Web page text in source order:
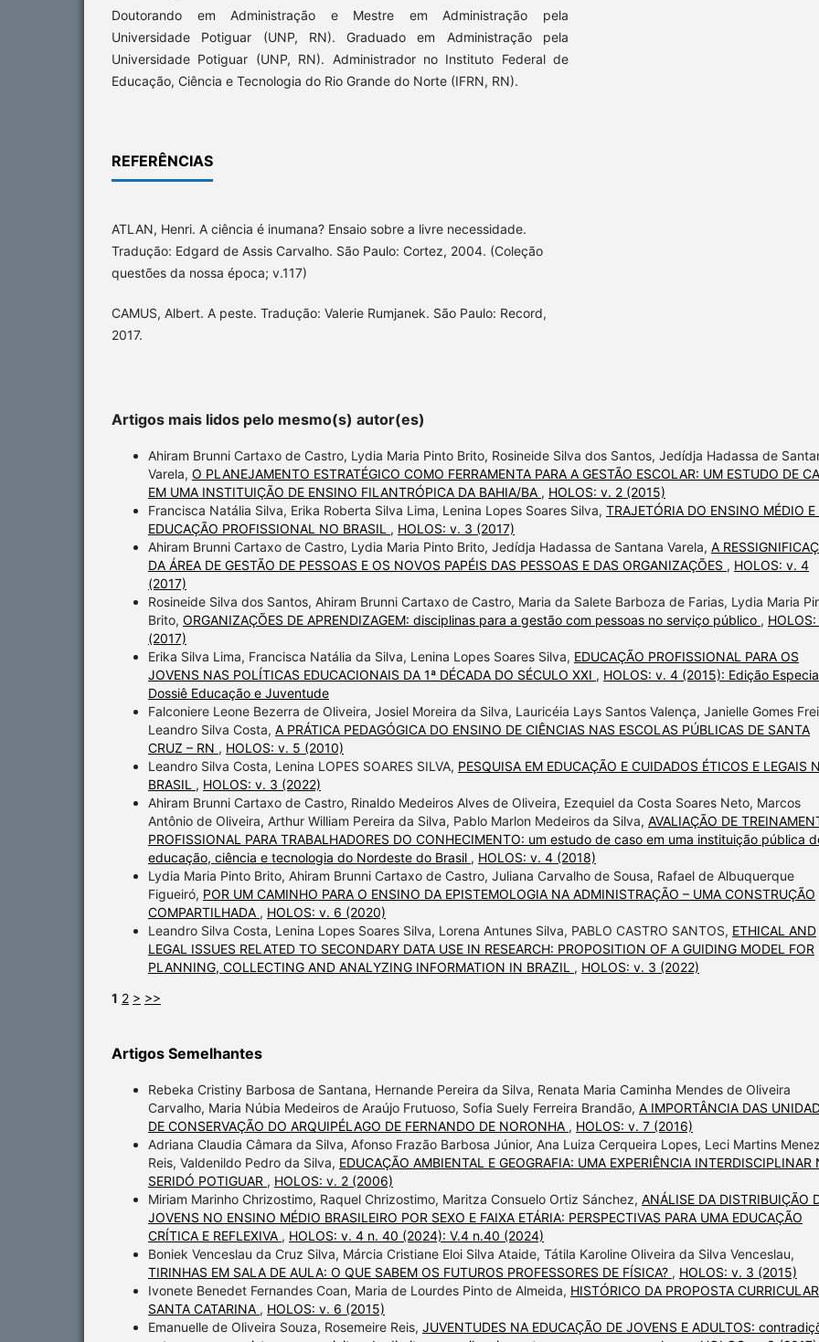
Doutorando em Administração e Mestre em Administração pela
Universidade Potiguar (UNP, RN). Graduado em Administração pela
Universidade Potiguar (UNP, RN). Administrador no Instituto Federal de
Educação, Ciência e Tecnologia do Rio Grande do Norte (IFRN, RN).
REFERÊNCIAS
ATLAN, Henri. A ciência é inumana? Ensaio sobre a livre necessidade.
Tradução: Edgard de Assis Carvalho. São Paulo: Cortez, 2004. (Coleção
questões da nossa época; v.117)
CAMUS, Albert. A peste. Tradução: Valerie Rumjanek. São Paulo: Record,
2017.
Artigos mais lidos pelo mesmo(s) autor(es)
Ahiram Brunni Cartaxo de Castro, Lydia Maria Pinto Brito, Rosineide Silva dos Santos, Jedídja Hadassa de
Varela, O PLANEJAMENTO ESTRATÉGICO COMO FERRAMENTA PARA A GESTÃO ESCOLAR: UM ESTUDO DE
EM UMA INSTITUIÇÃO DE ENSINO FILANTRÓPICA DA BAHIA/BA , HOLOS: v. 2 (2015)
Francisca Natália Silva, Erika Roberta Silva Lima, Lenina Lopes Soares Silva, TRAJETÓRIA DO ENSINO MÉDIO E
EDUCAÇÃO PROFISSIONAL NO BRASIL , HOLOS: v. 3 (2017)
Ahiram Brunni Cartaxo de Castro, Lydia Maria Pinto Brito, Jedídja Hadassa de Santana Varela, A
DA ÁREA DE GESTÃO DE PESSOAS E OS NOVOS PAPÉIS DAS PESSOAS E DAS ORGANIZAÇÕES , HOLOS: v. 4
(2017)
Rosineide Silva dos Santos, Ahiram Brunni Cartaxo de Castro, Maria da Salete Barboza de Farias, Lydia Maria
Brito, ORGANIZAÇÕES DE APRENDIZAGEM: disciplinas para a gestão com pessoas no serviço público ,
(2017)
Erika Silva Lima, Francisca Natália da Silva, Lenina Lopes Soares Silva, EDUCAÇÃO PROFISSIONAL PARA OS
JOVENS NAS POLÍTICAS EDUCACIONAIS DA 1ª DÉCADA DO SÉCULO XXI , HOLOS: v. 4 (2015): Edição
Dossiê Educação e Juventude
Falconiere Leone Bezerra de Oliveira, Josiel Moreira da Silva, Lauricéia Lays Santos Valença, Janielle Gomes
Leandro Silva Costa, A PRÁTICA PEDAGÓGICA DO ENSINO DE CIÊNCIAS NAS ESCOLAS PÚBLICAS DE SANTA
CRUZ – RN , HOLOS: v. 5 (2010)
Leandro Silva Costa, Lenina LOPES SOARES SILVA, PESQUISA EM EDUCAÇÃO E CUIDADOS ÉTICOS E LEGAIS
BRASIL , HOLOS: v. 3 (2022)
Ahiram Brunni Cartaxo de Castro, Rinaldo Medeiros Alves de Oliveira, Ezequiel da Costa Soares Neto, Marcos
Antônio de Oliveira, Arthur William Pereira da Silva, Pablo Marlon Medeiros da Silva, AVALIAÇÃO DE
PROFISSIONAL PARA TRABALHADORES DO CONHECIMENTO: um estudo de caso em uma instituição pública
educação, ciência e tecnologia do Nordeste do Brasil , HOLOS: v. 4 (2018)
Lydia Maria Pinto Brito, Ahiram Brunni Cartaxo de Castro, Juliana Carvalho de Sousa, Rafael de Albuquerque
Figueiró, POR UM CAMINHO PARA O ENSINO DA EPISTEMOLOGIA NA ADMINISTRAÇÃO – UMA CONSTRUÇÃO
COMPARTILHADA , HOLOS: v. 6 (2020)
Leandro Silva Costa, Lenina Lopes Soares Silva, Lorena Antunes Silva, PABLO CASTRO SANTOS, ETHICAL AND
LEGAL ISSUES RELATED TO SECONDARY DATA USE IN RESEARCH: PROPOSITION OF A GUIDING MODEL FOR
PLANNING, COLLECTING AND ANALYZING INFORMATION IN BRAZIL , HOLOS: v. 3 (2022)
1 2 > >>
Artigos Semelhantes
Rebeka Cristiny Barbosa de Santana, Hernande Pereira da Silva, Renata Maria Caminha Mendes de Oliveira
Carvalho, Maria Núbia Medeiros de Araújo Frutuoso, Sofia Suely Ferreira Brandão, A IMPORTÂNCIA DAS
DE CONSERVAÇÃO DO ARQUIPÉLAGO DE FERNANDO DE NORONHA , HOLOS: v. 7 (2016)
Adriana Claudia Câmara da Silva, Afonso Frazão Barbosa Júnior, Ana Luiza Cerqueira Lopes, Leci Martins
Reis, Valdenildo Pedro da Silva, EDUCAÇÃO AMBIENTAL E GEOGRAFIA: UMA EXPERIÊNCIA INTERDISCIPLINAR
SERIDÓ POTIGUAR , HOLOS: v. 2 (2006)
Miriam Marinho Chrizostimo, Raquel Chrizostimo, Maritza Consuelo Ortiz Sánchez, ANÁLISE DA DISTRIBUIÇÃO
JOVENS NO ENSINO MÉDIO BRASILEIRO POR SEXO E FAIXA ETÁRIA: PERSPECTIVAS PARA UMA EDUCAÇÃO
CRÍTICA E REFLEXIVA , HOLOS: v. 4 n. 40 (2024): V.4 n.40 (2024)
Boniek Venceslau da Cruz Silva, Márcia Cristiane Eloi Silva Ataide, Tátila Karoline Oliveira da Silva Venceslau,
TIRINHAS EM SALA DE AULA: O QUE SABEM OS FUTUROS PROFESSORES DE FÍSICA? , HOLOS: v. 3 (2015)
Ivonete Benedet Fernandes Coan, Maria de Lourdes Pinto de Almeida, HISTÓRICO DA PROPOSTA
SANTA CATARINA , HOLOS: v. 6 (2015)
Emanuelle de Oliveira Souza, Rosemeire Reis, JUVENTUDES NA EDUCAÇÃO DE JOVENS E ADULTOS: